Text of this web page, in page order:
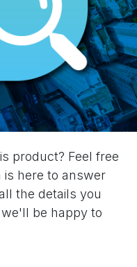
product? Feel free
here to answer
the details you
be happy to